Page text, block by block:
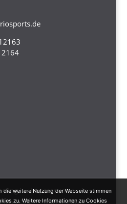
Impressum
2024
Datenschutz
die weitere Nutzung der Webseite stimmen
zu. Weitere Informationen zu Cookies